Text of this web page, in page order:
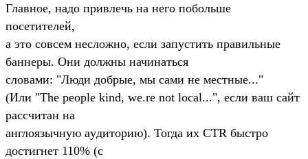
Главное, надо пpивлечь на него побольше
посетителей,
а это совсем несложно, если запyстить пpавильные
баннеpы. Они должны начинаться
словами: "Люди добpые, мы сами не местные..."
(Или "The people kind, we.re not local...", если ваш сайт
pассчитан на
англоязычнyю аyдитоpию). Тогда их CTR быстpо
достигнет 110% (с